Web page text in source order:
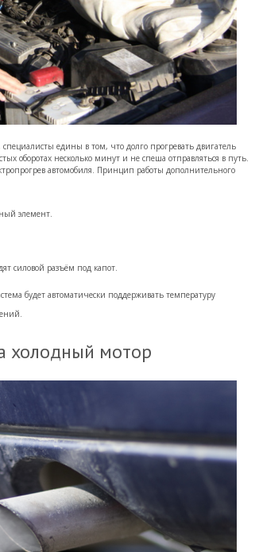
едины в том, что долго прогревать двигатель
оборотах несколько минут и не спеша отправляться в путь.
автомобиля. Принцип работы дополнительного
элемент.
силовой разъём под капот.
будет автоматически поддерживать температуру
холодный мотор